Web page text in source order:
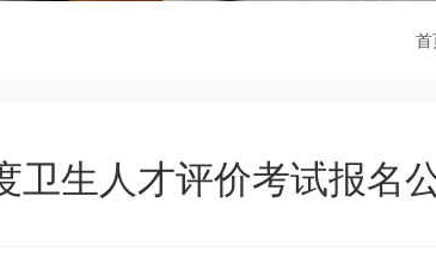
首
卫生人才评价考试报名